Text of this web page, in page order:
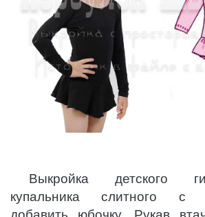
Выкройка детского
купальника слитного с